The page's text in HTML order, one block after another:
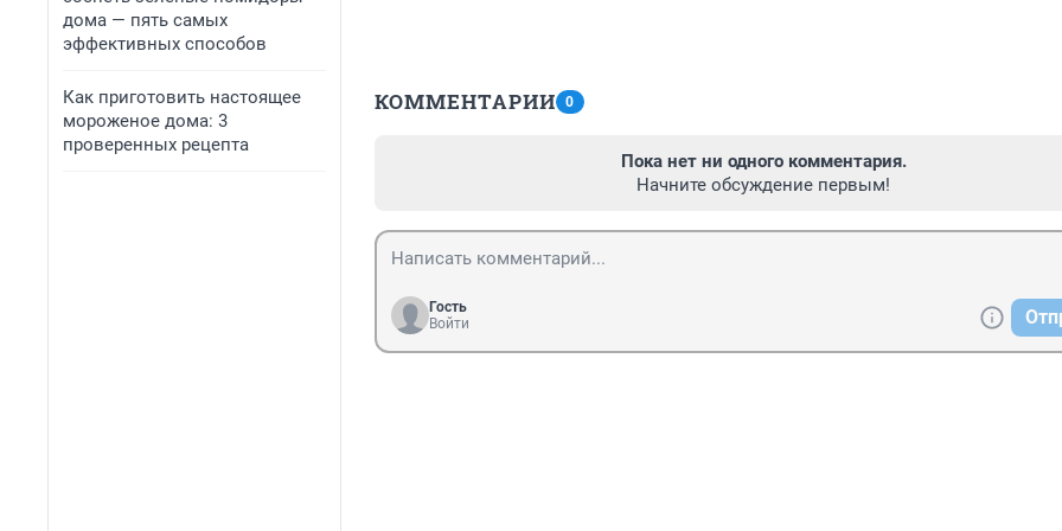
дома — пять самых
эффективных способов
Как приготовить настоящее
мороженое дома: 3
проверенных рецепта
КОММЕНТАРИИ 0
Пока нет ни одного комментария.
Начните обсуждение первым!
Гость
Войти